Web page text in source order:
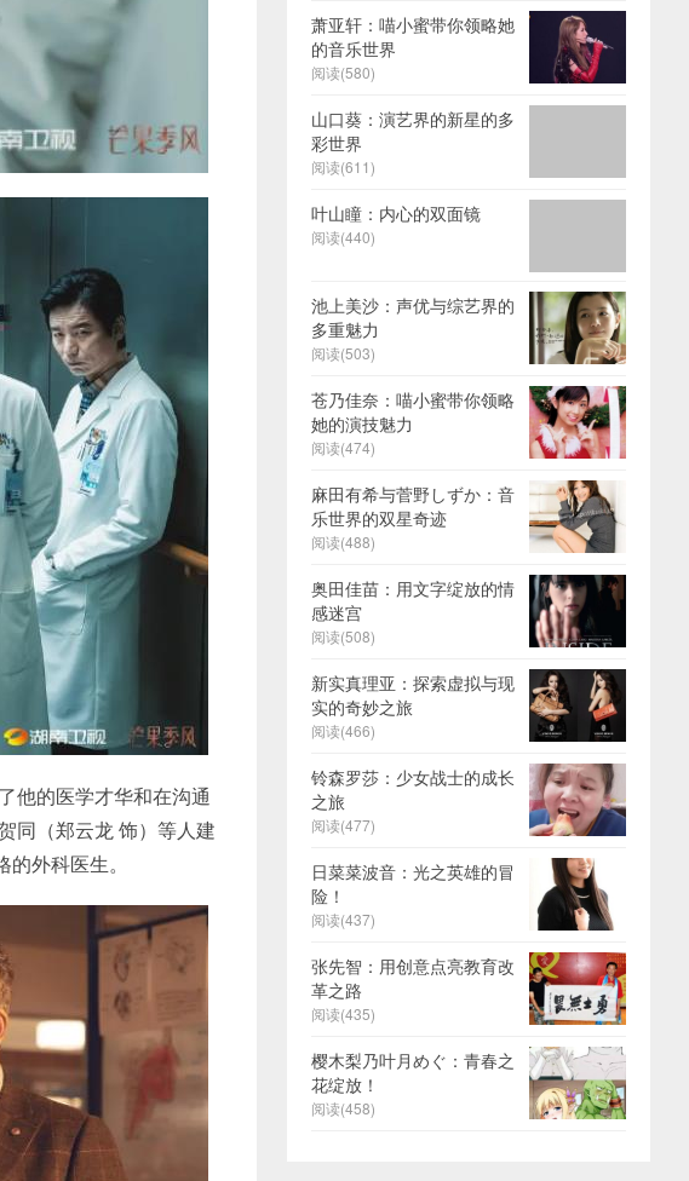
他的医学才华和在沟通
同（郑云龙 饰）等人建
外科医生。
萧亚轩：喵小蜜带你领略她
的音乐世界
阅读(580)
山口葵：演艺界的新星的多
彩世界
阅读(611)
叶山瞳：内心的双面镜
阅读(440)
池上美沙：声优与综艺界的
多重魅力
阅读(503)
苍乃佳奈：喵小蜜带你领略
她的演技魅力
阅读(474)
麻田有希与菅野しずか：音
乐世界的双星奇迹
阅读(488)
奥田佳苗：用文字绽放的情
感迷宫
阅读(508)
新实真理亚：探索虚拟与现
实的奇妙之旅
阅读(466)
铃森罗莎：少女战士的成长
之旅
阅读(477)
日菜菜波音：光之英雄的冒
险！
阅读(437)
张先智：用创意点亮教育改
革之路
阅读(435)
樱木梨乃叶月めぐ：青春之
花绽放！
阅读(458)